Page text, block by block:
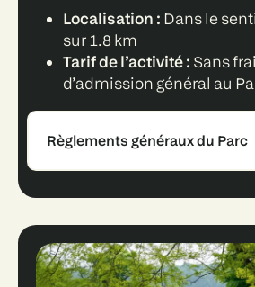
Localisation : Dans le
sur 1.8 km
Tarif de l’activité : Sans
d’admission général au
Règlements généraux du Parc